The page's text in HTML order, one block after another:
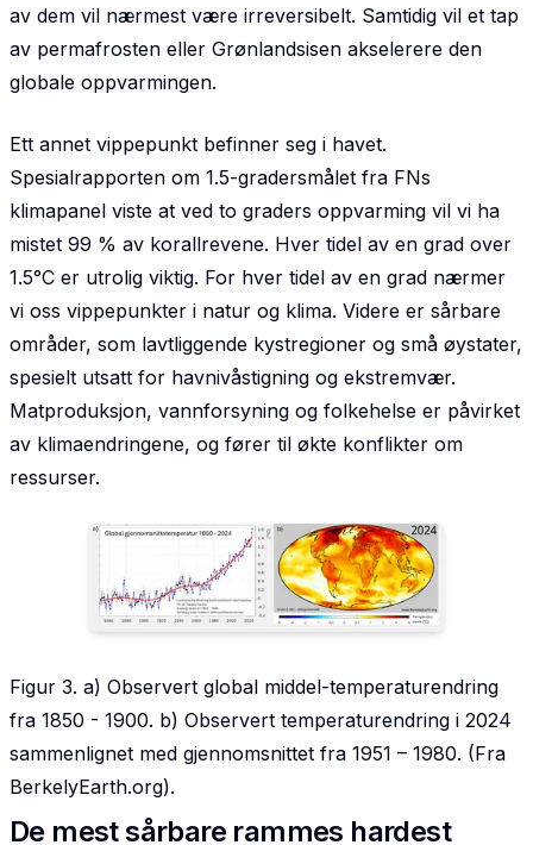
av dem vil nærmest være irreversibelt. Samtidig vil et tap
av permafrosten eller Grønlandsisen akselerere den
globale oppvarmingen.
Ett annet vippepunkt befinner seg i havet.
Spesialrapporten om 1.5-gradersmålet fra FNs
klimapanel viste at ved to graders oppvarming vil vi ha
mistet 99 % av korallrevene. Hver tidel av en grad over
1.5°C er utrolig viktig. For hver tidel av en grad nærmer
vi oss vippepunkter i natur og klima. Videre er sårbare
områder, som lavtliggende kystregioner og små øystater,
spesielt utsatt for havnivåstigning og ekstremvær.
Matproduksjon, vannforsyning og folkehelse er påvirket
av klimaendringene, og fører til økte konflikter om
ressurser.
Figur 3. a) Observert global middel-temperaturendring
fra 1850 - 1900. b) Observert temperatur­endring i 2024
sammenlignet med gjennomsnittet fra 1951 – 1980. (Fra
BerkelyEarth.org).
De mest sårbare rammes hardest